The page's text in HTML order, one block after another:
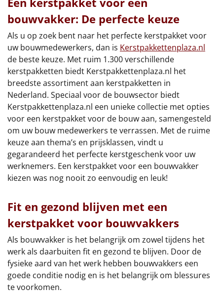
bouwvakker: De perfecte keuze
Als u op zoek bent naar het perfecte kerstpakket voor
uw bouwmedewerkers, dan is Kerstpakkettenplaza.nl
de beste keuze. Met ruim 1.300 verschillende
kerstpakketten biedt Kerstpakkettenplaza.nl het
breedste assortiment aan kerstpakketten in
Nederland. Speciaal voor de bouwsector biedt
Kerstpakkettenplaza.nl een unieke collectie met opties
voor een kerstpakket voor de bouw aan, samengesteld
om uw bouw medewerkers te verrassen. Met de ruime
keuze aan thema’s en prijsklassen, vindt u
gegarandeerd het perfecte kerstgeschenk voor uw
werknemers. Een kerstpakket voor een bouwvakker
kiezen was nog nooit zo eenvoudig en leuk!
Fit en gezond blijven met een
kerstpakket voor bouwvakkers
Als bouwvakker is het belangrijk om zowel tijdens het
werk als daarbuiten fit en gezond te blijven. Door de
fysieke aard van het werk hebben bouwvakkers een
goede conditie nodig en is het belangrijk om blessures
te voorkomen.